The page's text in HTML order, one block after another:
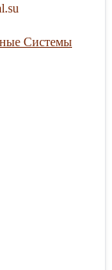
Системы